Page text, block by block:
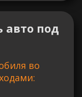
авто под
во